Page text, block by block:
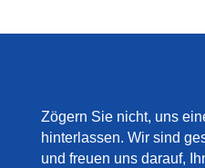
Zögern Sie nicht, uns
hinterlassen. Wir sind
und freuen uns darauf,